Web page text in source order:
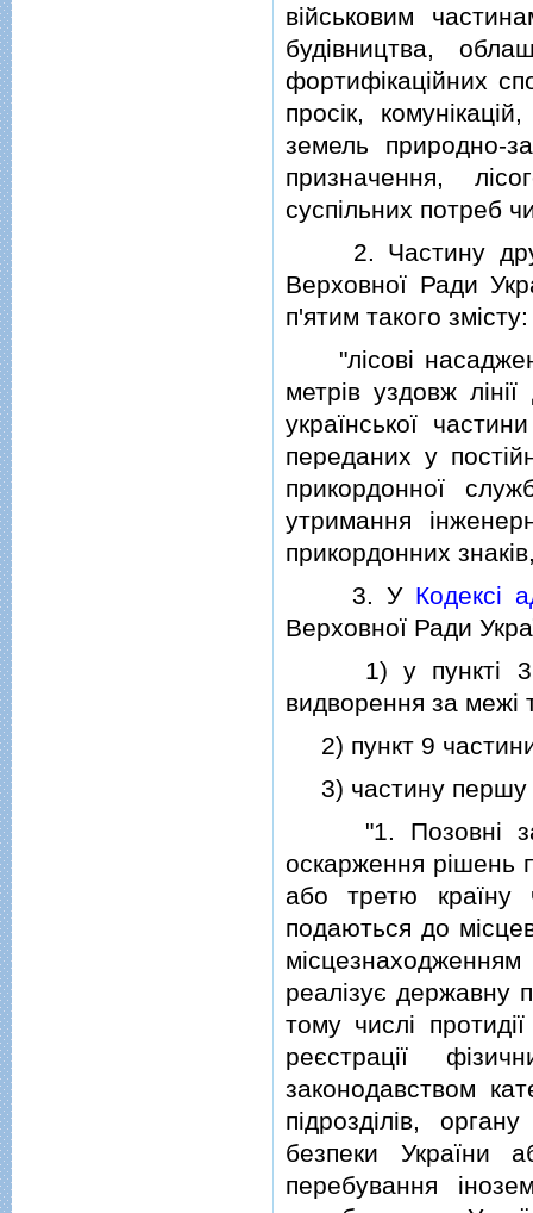
вiйськовим
будiвництва,
фортифiкацiйних
просiк,
земель природно-
призначення,
суспiльних потреб
2. Частину
Верховної Ради
п'ятим такого змiсту:
"лiсовi
метрiв уздовж
української
переданих у
прикордонної
утримання
прикордонних
3. У Кодексi
Верховної Ради
1) у пунктi 3
видворення за межi
2) пункт 9
3) частину першу
"1. Позовнi
оскарження рiшень
або третю країну
подаються до
реалiзує державну
тому числi
реєстрацiї
законодавством
пiдроздiлiв,
безпеки України
перебування